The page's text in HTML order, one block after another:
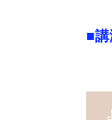
■講